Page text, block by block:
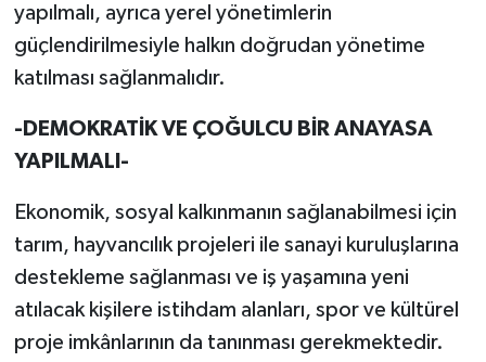
yapılmalı, ayrıca yerel yönetimlerin
güçlendirilmesiyle halkın doğrudan yönetime
katılması sağlanmalıdır.
-DEMOKRATİK VE ÇOĞULCU BİR ANAYASA
YAPILMALI-
Ekonomik, sosyal kalkınmanın sağlanabilmesi için
tarım, hayvancılık projeleri ile sanayi kuruluşlarına
destekleme sağlanması ve iş yaşamına yeni
atılacak kişilere istihdam alanları, spor ve kültürel
proje imkânlarının da tanınması gerekmektedir.